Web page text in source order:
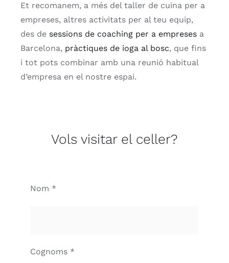
Et recomanem, a més del taller de cuina per a
empreses, altres activitats per al teu equip,
des de sessions de coaching per a empresesa
Barcelona, ​​pràctiques de ioga al bosc, que fins
i tot pots combinar amb una reunió habitual
d’empresa en el nostre espai.
Vols visitar el celler?
Nom *
Cognoms *